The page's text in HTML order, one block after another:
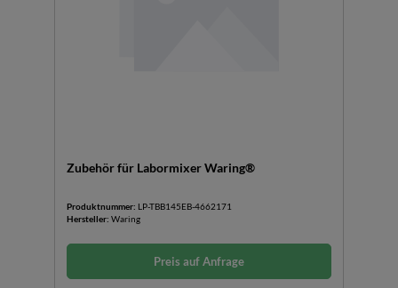
Zubehör für Labormixer Waring®
Produktnummer: LP-TBB145EB-4662171
Hersteller: Waring
Preis auf Anfrage